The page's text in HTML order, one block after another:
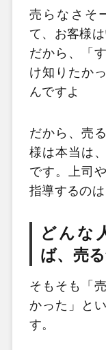
売らなさそ
て、お客様
だから、「
け知りたか
んですよ
だから、売
様は本当は
です。上司
指導するのは
どんな
ば、売
そもそも「
かった」と
す。